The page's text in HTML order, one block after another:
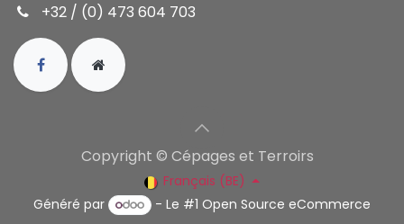
+32 / (0) 473 604 703
Copyright © Cépages et Terroirs
Français (BE)
Généré par
- Le #1Open Source eCommerce